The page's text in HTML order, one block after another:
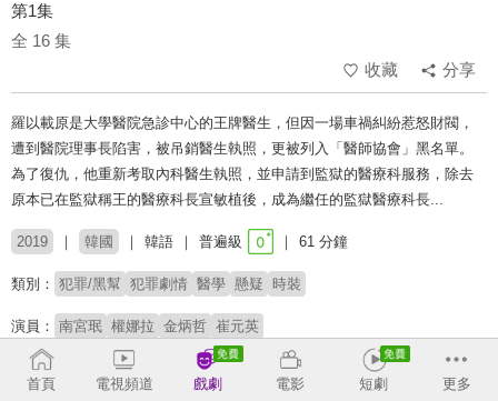
第1集
全 16 集
收藏
分享
羅以載原是大學醫院急診中心的王牌醫生，但因一場車禍糾紛惹怒財閥，
遭到醫院理事長陷害，被吊銷醫生執照，更被列入「醫師協會」黑名單。
為了復仇，他重新考取內科醫生執照，並申請到監獄的醫療科服務，除去
原本已在監獄稱王的醫療科長宣敏植後，成為繼任的監獄醫療科長...
2019 韓國 韓語 普遍級 61 分鐘
類別： 犯罪/黑幫 犯罪劇情 醫學 懸疑 時裝
演員： 南宮珉 權娜拉 金炳哲 崔元英
導演：
宋閔燁
首頁
電視頻道 戲劇 電影 短劇 更多